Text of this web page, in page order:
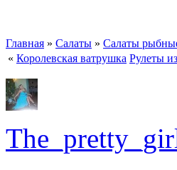
Главная » Салаты » Салаты
« Королевская ватрушка Рулеты